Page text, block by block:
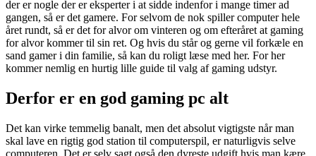
der er nogle der er eksperter i at sidde indenfor i mange timer ad
gangen, så er det gamere. For selvom de nok spiller computer hele
året rundt, så er det for alvor om vinteren og om efteråret at gaming
for alvor kommer til sin ret. Og hvis du står og gerne vil forkæle en
sand gamer i din familie, så kan du roligt læse med her. For her
kommer nemlig en hurtig lille guide til valg af gaming udstyr.
Derfor er en god gaming pc alt
Det kan virke temmelig banalt, men det absolut vigtigste når man
skal lave en rigtig god station til computerspil, er naturligvis selve
computeren. Det er selv sagt også den dyreste udgift hvis man kære